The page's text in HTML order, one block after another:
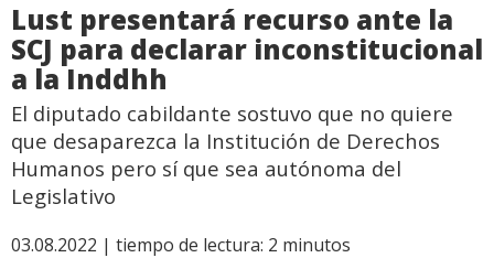
Lust presentará recurso ante la
SCJ para declarar inconstitucional
a la Inddhh
El diputado cabildante sostuvo que no quiere
que desaparezca la Institución de Derechos
Humanos pero sí que sea autónoma del
Legislativo
03.08.2022 | tiempo de lectura: 2 minutos